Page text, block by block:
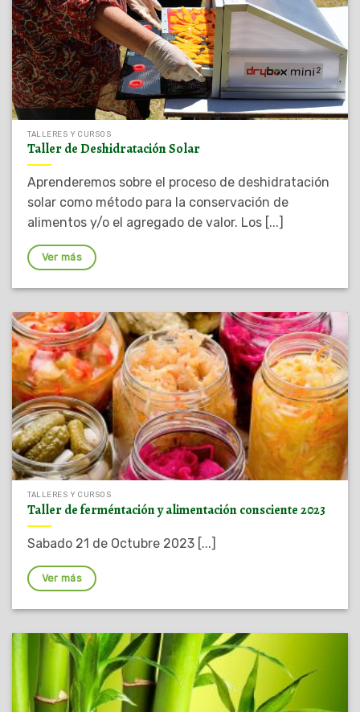
TALLERES Y CURSOS
Taller de Deshidratación Solar
Aprenderemos sobre el proceso de deshidratación
solar como método para la conservación de
alimentos y/o el agregado de valor. Los [...]
Ver más
TALLERES Y CURSOS
Taller de ferméntación y alimentación consciente 2023
Sabado 21 de Octubre 2023 [...]
Ver más